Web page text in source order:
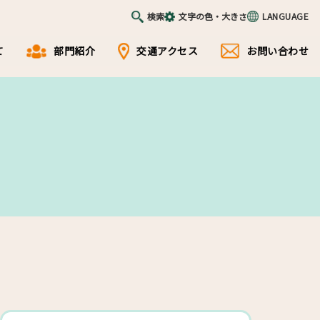
検索 文字の色・大きさ LANGUAGE
部門紹介 交通アクセス お問い合わせ